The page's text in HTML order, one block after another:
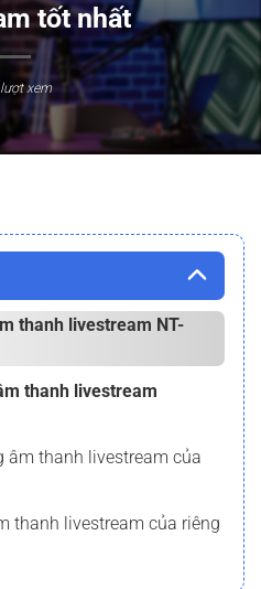
tốt nhất
lượt xem
thanh livestream NT-
thanh livestream
âm thanh livestream của
thanh livestream của riêng